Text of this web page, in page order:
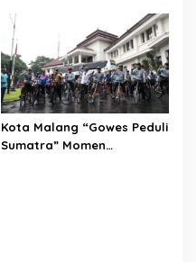
Pemetaan Kamtibmas
Kota Malang “Gowes Peduli
Sumatra” Momen